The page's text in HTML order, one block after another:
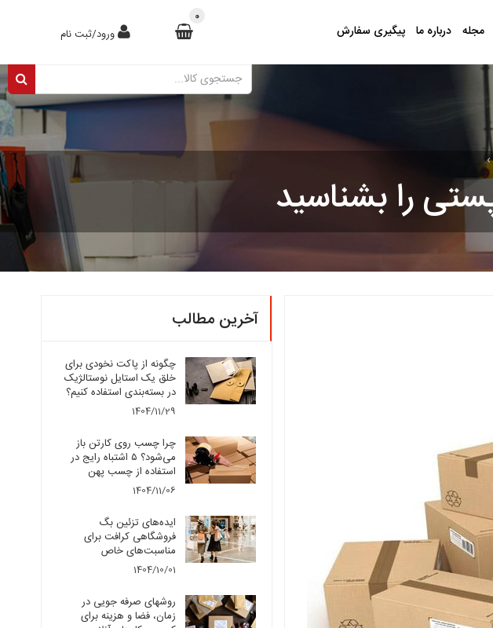
مجله درباره ما پیگیری سفارش ورود/ثبت نام
0
›
آخرین مطالب
چگونه از پاکت نخودی برای
خلق یک استایل نوستالژیک
در بسته‌بندی استفاده کنیم؟
1404/11/29
چرا چسب روی کارتن باز
می‌شود؟ ۵ اشتباه رایج در
استفاده از چسب پهن
1404/11/06
ایده‌های تزئین بگ
فروشگاهی کرافت برای
مناسبت‌های خاص
1404/10/01
روشهای صرفه جویی در
زمان، فضا و هزینه برای